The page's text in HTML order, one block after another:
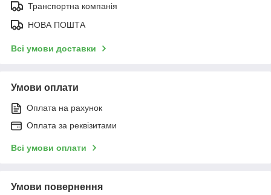
Транспортна компанія
НОВА ПОШТА
Всі умови доставки
Умови оплати
Оплата на рахунок
Оплата за реквізитами
Всі умови оплати
Умови повернення